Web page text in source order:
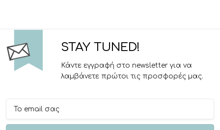
STAY TUNED!
Κάντε εγγραφή στο newsletter για να
λαμβάνετε πρώτοι τις προσφορές μας.